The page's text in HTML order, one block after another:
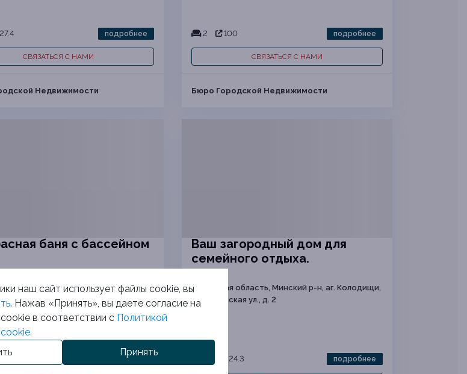
подробнее
СВЯЗАТЬСЯ С НАМИ
Недвижимости
2 100 подробнее
СВЯЗАТЬСЯ С НАМИ
Бюро Городской Недвижимости
баня с бассейном
область, Минский р-н, аг.
Быкова ул.
подробнее
Ваш загородный дом для
семейного отдыха.
Минская область, Минский р-н, аг. Колодищи,
Георгиевская ул., д. 2
224.3 подробнее
наш сайт использует файлы cookie, вы
. Нажав «Принять», вы даете согласие на
в соответствии с Политикой
Принять